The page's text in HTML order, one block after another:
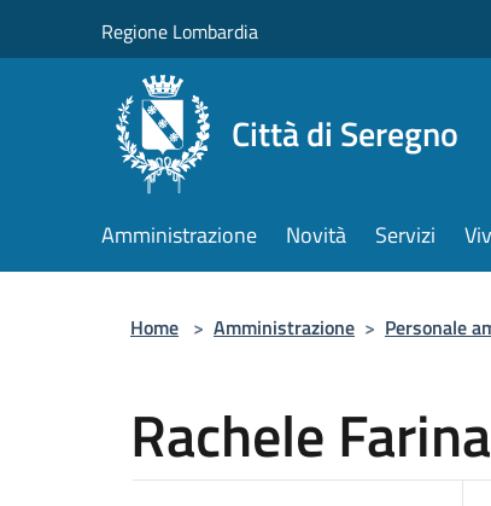
Regione Lombardia
Città di Seregno
Amministrazione Novità Servizi
Home > Amministrazione > Personale
Rachele Farina